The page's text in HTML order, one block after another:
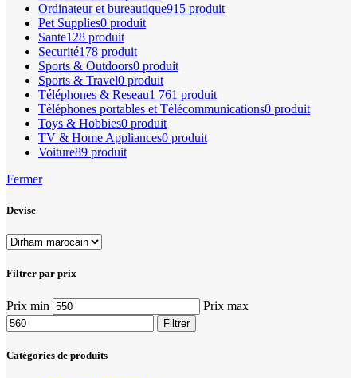
Ordinateur et bureautique915 produit
Pet Supplies0 produit
Sante128 produit
Securité178 produit
Sports & Outdoors0 produit
Sports & Travel0 produit
Téléphones & Reseau1 761 produit
Téléphones portables et Télécommunications0 produit
Toys & Hobbies0 produit
TV & Home Appliances0 produit
Voiture89 produit
Fermer
Devise
Filtrer par prix
Prix min Prix max
Filtrer
Catégories de produits